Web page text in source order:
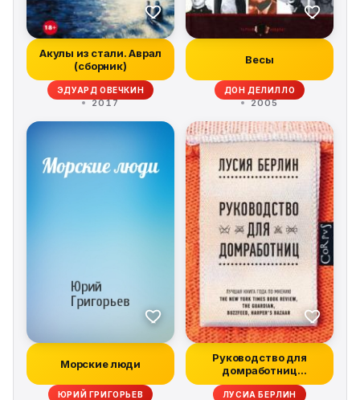
Акулы из стали. Аврал
(сборник)
ЭДУАРД ОВЕЧКИН
2017
Весы
ДОН ДЕЛИЛЛО
2005
Морские люди
ЮРИЙ ГРИГОРЬЕВ
Руководство для
домработниц
(сборник)
ЛУСИА БЕРЛИН